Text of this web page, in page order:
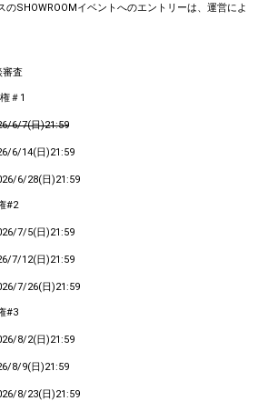
のSHOWROOMイベントへのエントリーは、運営によ
審査
＃1
6/7(日)21:59
6/14(日)21:59
6/28(日)21:59
#2
7/5(日)21:59
7/12(日)21:59
7/26(日)21:59
#3
8/2(日)21:59
8/9(日)21:59
8/23(日)21:59